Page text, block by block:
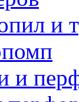
и
и